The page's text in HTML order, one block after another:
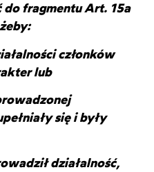
fragmentu Art. 15a
członków
lub
się i były
działalność,